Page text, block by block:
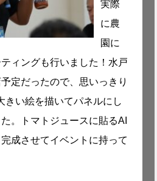
実際
に農
園に
ィングも行いました！水戸
定だったので、思いっきり
きい絵を描いてパネルにし
。トマトジュースに貼るAI
成させてイベントに持って